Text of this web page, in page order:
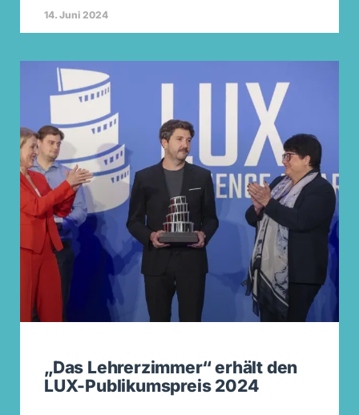
14. Juni 2024
„Das Lehrerzimmer“ erhält den
LUX-Publikumspreis 2024